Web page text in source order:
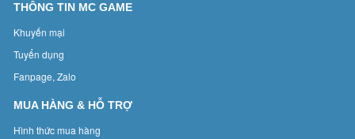
THÔNG TIN MC GAME
Khuyến mại
Tuyển dụng
Fanpage, Zalo
MUA HÀNG & HỖ TRỢ
Hình thức mua hàng